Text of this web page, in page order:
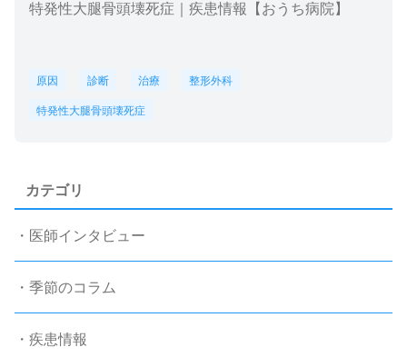
特発性大腿骨頭壊死症｜疾患情報【おうち病院】
原因 診断 治療
整形外科
特発性大腿骨頭壊死症
カテゴリ
・医師インタビュー
・季節のコラム
・疾患情報